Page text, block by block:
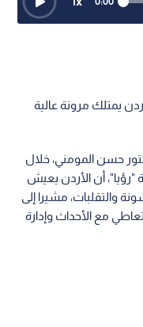
يمتلك مرونة عالية
حسن المومني، خلال
أن الأردن يعيش
بالخشونة والتقلبات، مشيرا إلى
مع الأحداث وإدارة